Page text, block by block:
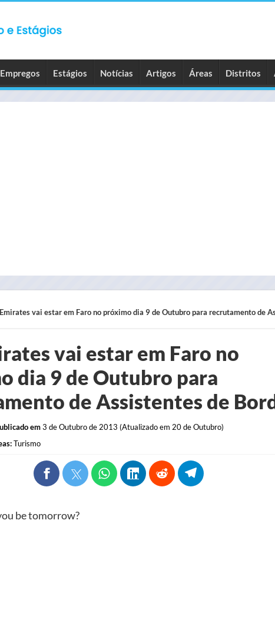
Empregos Estágios Notícias Artigos Áreas Distritos
vai estar em Faro no próximo dia 9 de Outubro para recrutamento de
vai estar em Faro no
dia 9 de Outubro para
de Assistentes de
em3 de Outubro de 2013 (Atualizado em 20 de Outubro)
Turismo
be tomorrow?